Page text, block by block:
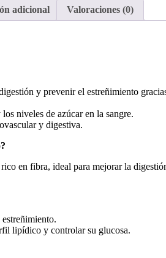
adicional Valoraciones (0)
y prevenir el estreñimiento
niveles de azúcar en la sangre.
y digestiva.
en fibra, ideal para mejorar la
lipídico y controlar su glucosa.